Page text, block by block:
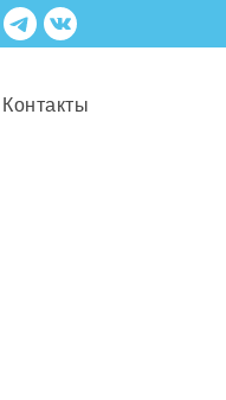
Контакты